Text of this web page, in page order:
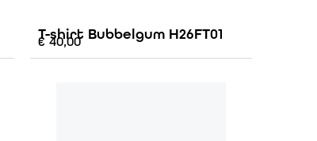
T-shirt Bubbelgum H26FT01
€ 40,00